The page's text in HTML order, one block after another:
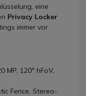
eine
Privacy Locker
immer vor
MP, 120° hFoV,
Fence, Stereo-